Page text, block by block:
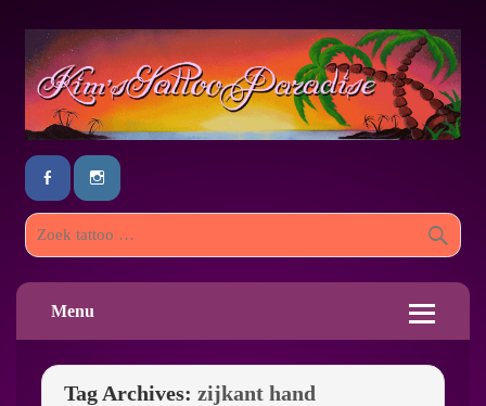
Menu
Tag Archives: zijkant hand